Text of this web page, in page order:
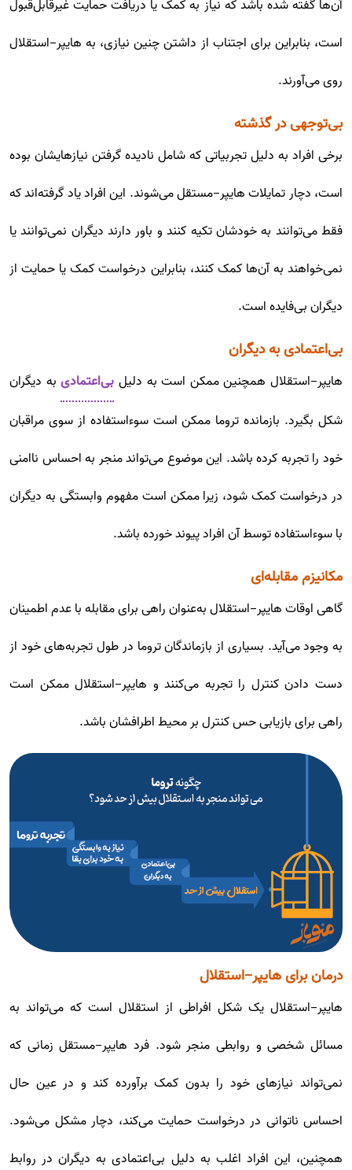
آن‌ها گفته شده باشد که نیاز به کمک یا دریافت حمایت غیرقابل‌قبول
است، بنابراین برای اجتناب از داشتن چنین نیازی، به هایپر-استقلال
روی می‌آورند.
بی‌توجهی در گذشته
برخی افراد به دلیل تجربیاتی که شامل نادیده گرفتن نیازهایشان بوده
است، دچار تمایلات هایپر-مستقل می‌شوند. این افراد یاد گرفته‌اند که
فقط می‌توانند به خودشان تکیه کنند و باور دارند دیگران نمی‌توانند یا
نمی‌خواهند به آن‌ها کمک کنند، بنابراین درخواست کمک یا حمایت از
دیگران بی‌فایده است.
بی‌اعتمادی به دیگران
هایپر-استقلال همچنین ممکن است به دلیل بی‌اعتمادیبه دیگران
شکل بگیرد. بازمانده تروما ممکن است سوءاستفاده از سوی مراقبان
خود را تجربه کرده باشد. این موضوع می‌تواند منجر به احساس ناامنی
در درخواست کمک شود، زیرا ممکن است مفهوم وابستگی به دیگران
با سوءاستفاده توسط آن افراد پیوند خورده باشد.
مکانیزم مقابله‌ای
گاهی اوقات هایپر-استقلال به‌عنوان راهی برای مقابله با عدم اطمینان
به وجود می‌آید. بسیاری از بازماندگان تروما در طول تجربه‌های خود از
دست دادن کنترل را تجربه می‌کنند و هایپر-استقلال ممکن است
راهی برای بازیابی حس کنترل بر محیط اطرافشان باشد.
درمان برای هایپر-استقلال
هایپر-استقلال یک شکل افراطی از استقلال است که می‌تواند به
مسائل شخصی و روابطی منجر شود. فرد هایپر-مستقل زمانی که
نمی‌تواند نیازهای خود را بدون کمک برآورده کند و در عین حال
احساس ناتوانی در درخواست حمایت می‌کند، دچار مشکل می‌شود.
همچنین، این افراد اغلب به دلیل بی‌اعتمادی به دیگران در روابط